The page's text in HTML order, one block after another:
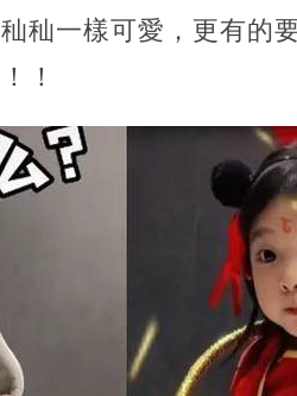
秈一樣可愛，更有的
！